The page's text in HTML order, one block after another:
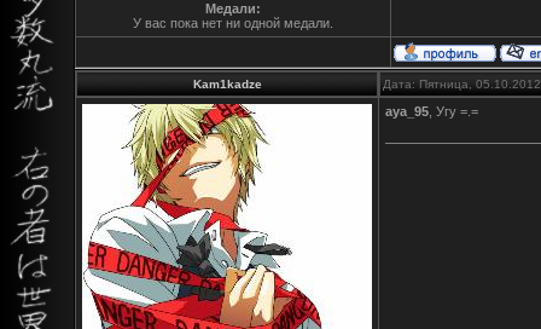
Медали:
У вас пока нет ни одной медали.
Kam1kadze Дата: Пятница,
aya_95 , Угу =.=